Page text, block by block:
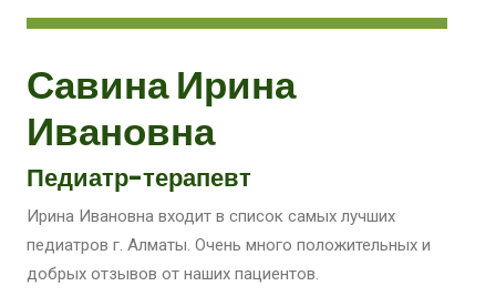
Савина Ирина
Ивановна
Педиатр-терапевт
Ирина Ивановна входит в список самых лучших
педиатров г. Алматы. Очень много положительных и
добрых отзывов от наших пациентов.